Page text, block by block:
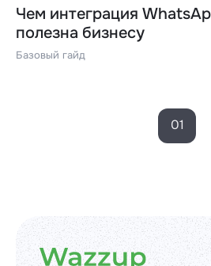
Чем интеграция
полезна бизнесу
Базовый гайд
01